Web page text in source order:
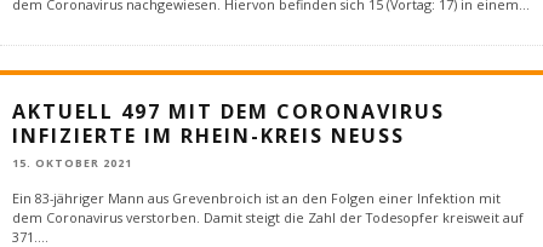
dem Coronavirus nachgewiesen. Hiervon befinden sich 15 (Vortag: 17) in einem
AKTUELL 497 MIT DEM CORONAVIRUS
INFIZIERTE IM RHEIN-KREIS NEUSS
15. OKTOBER 2021
Ein 83-jähriger Mann aus Grevenbroich ist an den Folgen einer Infektion mit
dem Coronavirus verstorben. Damit steigt die Zahl der Todesopfer kreisweit auf
371.